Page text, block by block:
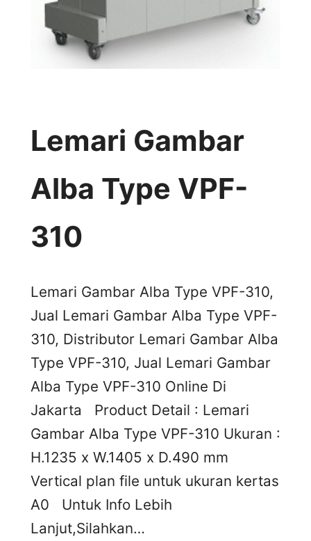
Lemari Gambar
Alba Type VPF-
310
Lemari Gambar Alba Type VPF-310,
Jual Lemari Gambar Alba Type VPF-
310, Distributor Lemari Gambar Alba
Type VPF-310, Jual Lemari Gambar
Alba Type VPF-310 Online Di
Jakarta Product Detail : Lemari
Gambar Alba Type VPF-310 Ukuran :
H.1235 x W.1405 x D.490 mm
Vertical plan file untuk ukuran kertas
A0 Untuk Info Lebih
Lanjut,Silahkan…